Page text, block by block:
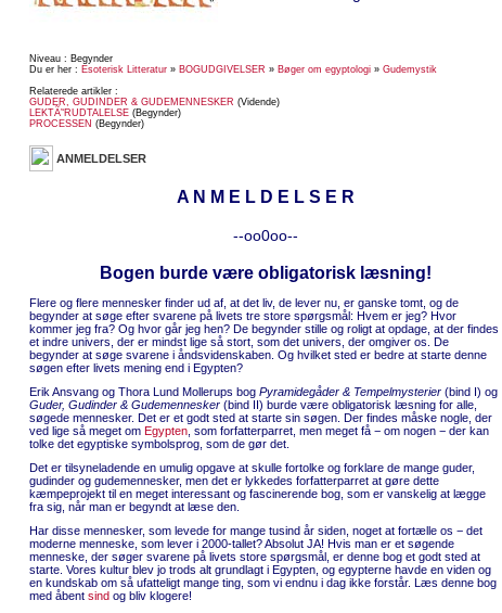
Niveau : Begynder
Du er her : Esoterisk Litteratur » BOGUDGIVELSER » Bøger om egyptologi » Gudemystik
Relaterede artikler :
GUDER, GUDINDER & GUDEMENNESKER (Vidende)
LEKTÃ˜RUDTALELSE (Begynder)
PROCESSEN (Begynder)
ANMELDELSER
A N M E L D E L S E R
--oo0oo--
Bogen burde være obligatorisk læsning!
Flere og flere mennesker finder ud af, at det liv, de lever nu, er ganske tomt, og de
begynder at søge efter svarene på livets tre store spørgsmål: Hvem er jeg? Hvor
kommer jeg fra? Og hvor går jeg hen? De begynder stille og roligt at opdage, at der findes
et indre univers, der er mindst lige så stort, som det univers, der omgiver os. De
begynder at søge svarene i åndsvidenskaben. Og hvilket sted er bedre at starte denne
søgen efter livets mening end i Egypten?
Erik Ansvang og Thora Lund Mollerups bog Pyramidegåder & Tempelmysterier (bind I) og
Guder, Gudinder & Gudemennesker (bind II) burde være obligatorisk læsning for alle,
søgede mennesker. Det er et godt sted at starte sin søgen. Der findes måske nogle, der
ved lige så meget om Egypten , som forfatterparret, men meget få − om nogen − der kan
tolke det egyptiske symbolsprog, som de gør det.
Det er tilsyneladende en umulig opgave at skulle fortolke og forklare de mange guder,
gudinder og gudemennesker, men det er lykkedes forfatterparret at gøre dette
kæmpeprojekt til en meget interessant og fascinerende bog, som er vanskelig at lægge
fra sig, når man er begyndt at læse den.
Har disse mennesker, som levede for mange tusind år siden, noget at fortælle os − det
moderne menneske, som lever i 2000-tallet? Absolut JA! Hvis man er et søgende
menneske, der søger svarene på livets store spørgsmål, er denne bog et godt sted at
starte. Vores kultur blev jo trods alt grundlagt i Egypten, og egypterne havde en viden og
en kundskab om så ufatteligt mange ting, som vi endnu i dag ikke forstår. Læs denne bog
med åbent sind og bliv klogere!